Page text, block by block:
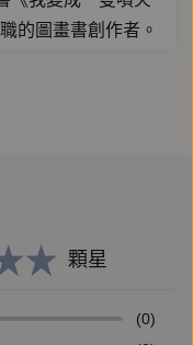
的圖畫書創作者。
。除了第一眼的驚
圖畫書獎項，亦曾
演講。每有新作都
顆星
(0)